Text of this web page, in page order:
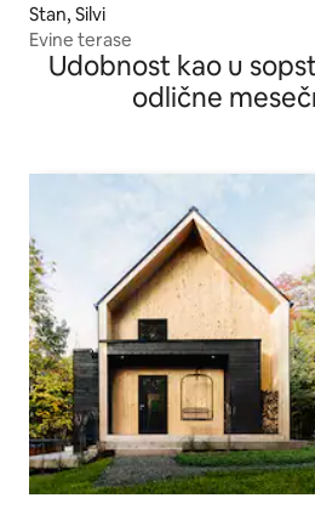
Stan, Silvi
Evine terase
Udobnost kao u
odlične